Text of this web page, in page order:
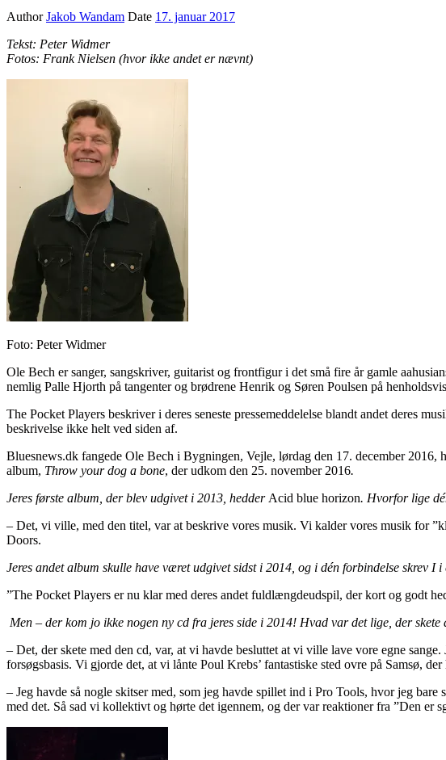
AuthorJakob Wandam Date 17. januar 2017
Tekst: Peter Widmer
Fotos: Frank Nielsen (hvor ikke andet er nævnt)
Foto: Peter Widmer
Ole Bech er sanger, sangskriver, guitarist og frontfigur i det små fire år gamle
nemlig Palle Hjorth på tangenter og brødrene Henrik og Søren Poulsen på
The Pocket Players beskriver i deres seneste pressemeddelelse blandt andet deres
beskrivelse ikke helt ved siden af.
Bluesnews.dk fangede Ole Bech i Bygningen, Vejle, lørdag den 17. december 2016,
album, Throw your dog a bone, der udkom den 25. november 2016.
Jeres første album, der blev udgivet i 2013, hedder Acid blue horizon. Hvorfor lige
– Det, vi ville, med den titel, var at beskrive vores musik. Vi kalder vores musik for
Doors.
Jeres andet album skulle have været udgivet sidst i 2014, og i dén forbindelse skrev I
”The Pocket Players er nu klar med deres andet fuldlængdeudspil, der kort og godt
Men – der kom jo ikke nogen ny cd fra jeres side i 2014! Hvad var det lige, der skete
– Det, der skete med den cd, var, at vi havde besluttet at vi ville lave vore egne
forsøgsbasis. Vi gjorde det, at vi lånte Poul Krebs’ fantastiske sted ovre på Samsø,
– Jeg havde så nogle skitser med, som jeg havde spillet ind i Pro Tools, hvor jeg
med det. Så sad vi kollektivt og hørte det igennem, og der var reaktioner fra ”Den er